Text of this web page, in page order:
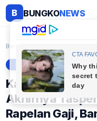
B BUNGKONEWS
Beranda
BERITA
Kabar Terkini
Akhirnya
Rapelan Gaji,